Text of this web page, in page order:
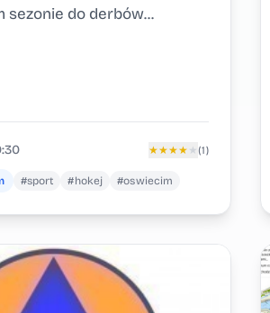
sezonie do derbów...
★★★★ ★(1)
#sport #hokej #oswiecim